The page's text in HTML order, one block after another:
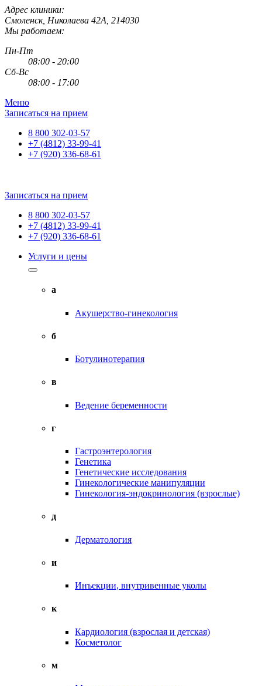
Адрес клиники:
Смоленск, Николаева 42А 214030
Мы работаем:
Пн-Пт
08:00 - 20:00
Сб-Вс
08:00 - 17:00
Меню
Записаться на прием
8 800 302-03-57
+7 (4812) 33-99-41
+7 (920) 336-68-61
Записаться на прием
8 800 302-03-57
+7 (4812) 33-99-41
+7 (920) 336-68-61
Услуги и цены
а
Акушерство-гинекология
б
Ботулинотерапия
в
Ведение беременности
г
Гастроэнтерология
Генетика
Генетические исследования
Гинекологические манипуляции
Гинекология-эндокринология (взрослые)
д
Дерматология
и
Инъекции, внутривенные уколы
к
Кардиология (взрослая и детская)
Косметолог
м